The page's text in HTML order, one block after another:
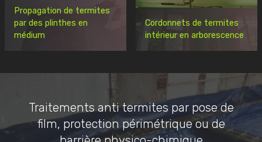
Propagation de termites
par des plinthes en
médium
Cordonnets de termites
intérieur en arborescence
Traitements anti termites par pose de
film, protection périmétrique ou de